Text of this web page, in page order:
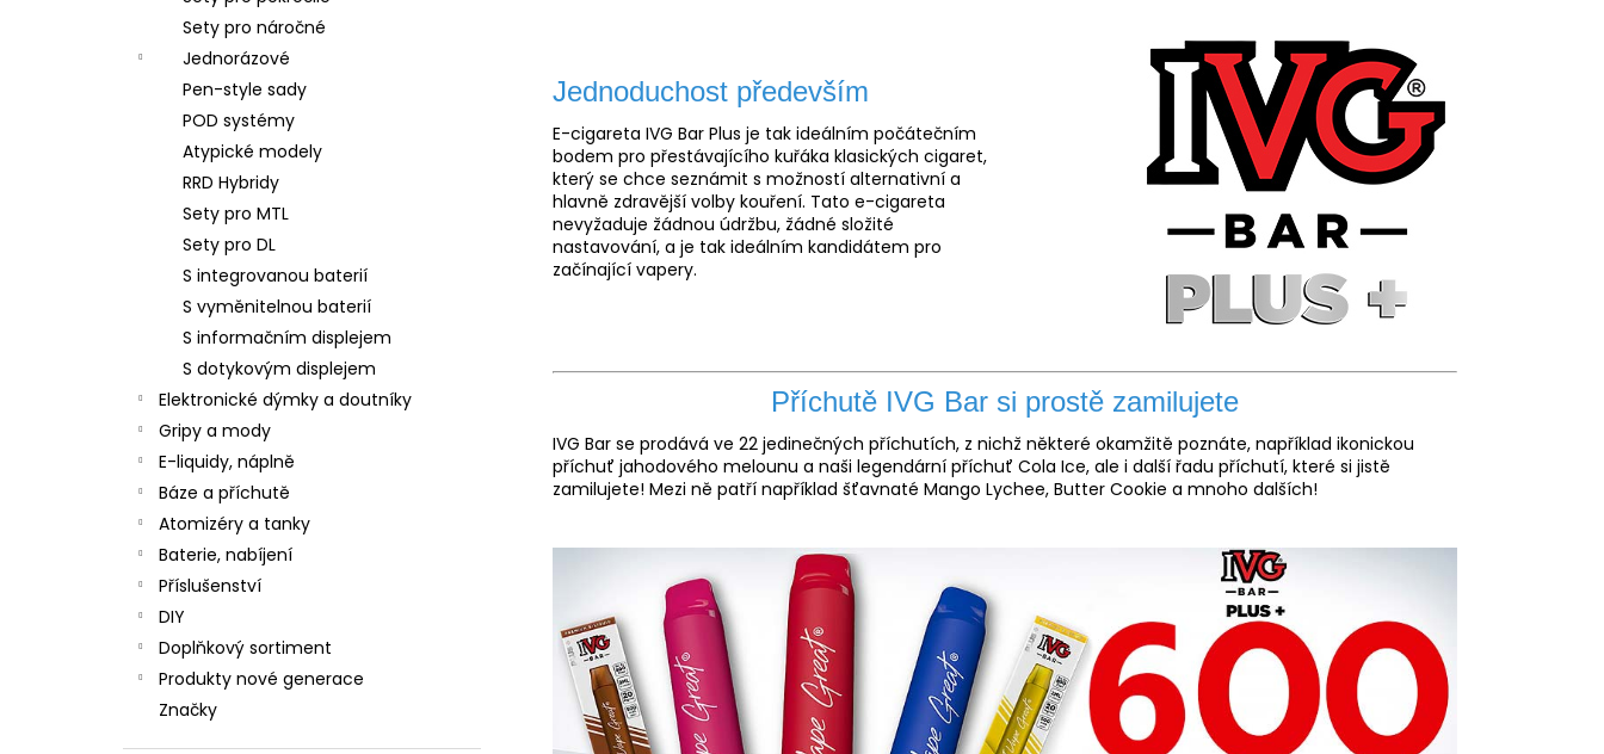
Sety pro náročné
Jednorázové
Pen-style sady
POD systémy
Atypické modely
RRD Hybridy
Sety pro MTL
Sety pro DL
S integrovanou baterií
S vyměnitelnou baterií
S informačním displejem
S dotykovým displejem
Elektronické dýmky a doutníky
Gripy a mody
E-liquidy, náplně
Báze a příchutě
Atomizéry a tanky
Baterie, nabíjení
Příslušenství
DIY
Doplňkový sortiment
Produkty nové generace
Značky
Jednoduchost především
E-cigareta IVG Bar Plus je tak ideálním počátečním
bodem pro přestávajícího kuřáka klasických cigaret,
který se chce seznámit s možností alternativní a
hlavně zdravější volby kouření. Tato e-cigareta
nevyžaduje žádnou údržbu, žádné složité
nastavování, a je tak ideálním kandidátem pro
začínající vapery.
Příchutě IVG Bar si prostě zamilujete
IVG Bar se prodává ve 22 jedinečných příchutích, z nichž některé okamžitě poznáte, například ikonickou
příchuť jahodového melounu a naši legendární příchuť Cola Ice, ale i další řadu příchutí, které si jistě
zamilujete! Mezi ně patří například šťavnaté Mango Lychee, Butter Cookie a mnoho dalších!